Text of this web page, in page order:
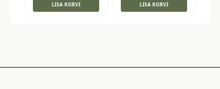
LISA KORVI LISA KORVI